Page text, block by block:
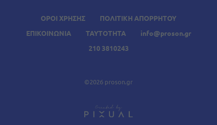
A Σχετικά Άρθρα
ΟΡΟΙ ΧΡΗΣΗΣ
ΠΟΛΙΤΙΚΗ ΑΠΟΡΡΗΤΟΥ
ΕΠΙΚΟΙΝΩΝΙΑ
ΤΑΥΤΟΤΗΤΑ
info@proson.gr
210 3810243
©2026 proson.gr